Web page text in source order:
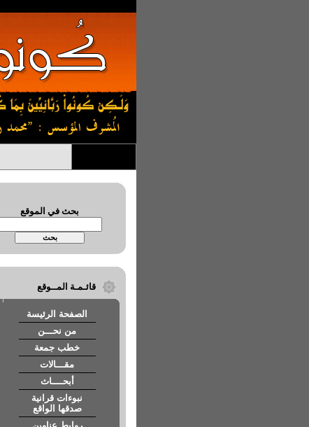
بحث في الموقع
قائـمـة المــوقع
الصفحة الرئيسة
من نحـــن
خطب جمعة
مقـــالات
أبحــــاث
نبوءات قرانية
صدقها الواقع